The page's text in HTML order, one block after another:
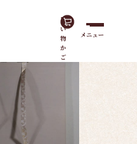
買
い
物
か
ご
メニュー